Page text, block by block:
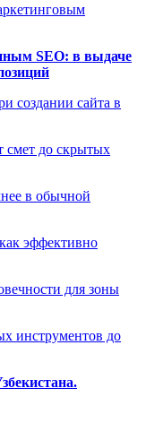
SEO: в выдаче
создании сайта в
смет до скрытых
в обычной
эффективно
для зоны
инструментов до